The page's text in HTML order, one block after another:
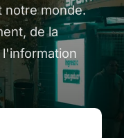
notre monde.
de la